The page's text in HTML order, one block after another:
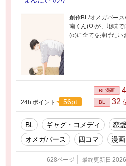
創作BL/オメガバー
南くん(Ω)が、地味で
(α)に全てを捧げたい
24h.ポイント 56pt
BL漫画
BL 32
BL ギャグ・コメディ 恋愛
オメガバース
四コマ 漫
628ページ 最終更新日